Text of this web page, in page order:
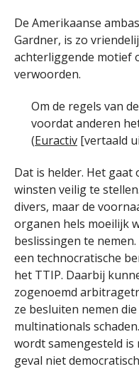
De Amerikaanse
Gardner, is zo
achterliggende motief
verwoorden.
Om de regels van
voordat anderen
(Euractiv [vertaald
Dat is helder. Het gaat
winsten veilig te
divers, maar de
organen hels moeilijk
beslissingen te
een technocratische
het TTIP. Daarbij
zogenoemd
ze besluiten nemen
multinationals
wordt samengesteld
geval niet